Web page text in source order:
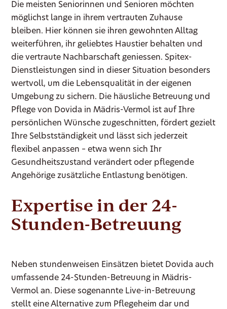
Die meisten Seniorinnen und Senioren möchten
möglichst lange in ihrem vertrauten Zuhause
bleiben. Hier können sie ihren gewohnten Alltag
weiterführen, ihr geliebtes Haustier behalten und
die vertraute Nachbarschaft geniessen. Spitex-
Dienstleistungen sind in dieser Situation besonders
wertvoll, um die Lebensqualität in der eigenen
Umgebung zu sichern. Die häusliche Betreuung und
Pflege von Dovida in Mädris-Vermol ist auf Ihre
persönlichen Wünsche zugeschnitten, fördert gezielt
Ihre Selbstständigkeit und lässt sich jederzeit
flexibel anpassen – etwa wenn sich Ihr
Gesundheitszustand verändert oder pflegende
Angehörige zusätzliche Entlastung benötigen.
Expertise in der 24-
Stunden-Betreuung
Neben stundenweisen Einsätzen bietet Dovida auch
umfassende 24-Stunden-Betreuung in Mädris-
Vermol an. Diese sogenannte Live-in-Betreuung
stellt eine Alternative zum Pflegeheim dar und